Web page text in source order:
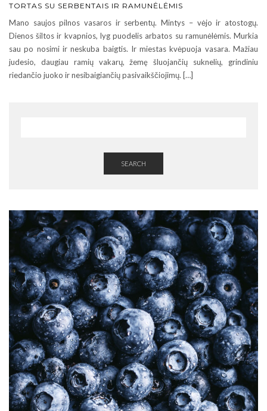
TORTAS SU SERBENTAIS IR RAMUNĖLĖMIS
Mano saujos pilnos vasaros ir serbentų. Mintys – vėjo ir atostogų.
Dienos šiltos ir kvapnios, lyg puodelis arbatos su ramunėlėmis. Murkia
sau po nosimi ir neskuba baigtis. Ir miestas kvėpuoja vasara. Mažiau
judesio, daugiau ramių vakarų, žemę šluojančių suknelių, grindiniu
riedančio juoko ir nesibaigiančių pasivaikščiojimų. […]
SEARCH